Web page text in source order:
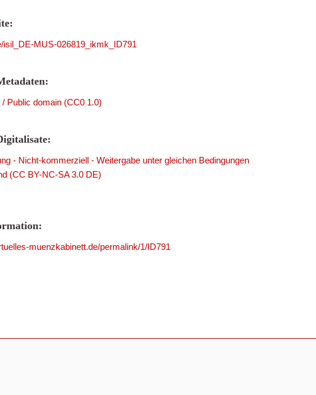
isil_DE-MUS-026819_ikmk_ID791
Public domain (CC0 1.0)
- Nicht-kommerziell - Weitergabe unter gleichen Bedingungen
(CC BY-NC-SA 3.0 DE)
muenzkabinett.de/permalink/1/ID791